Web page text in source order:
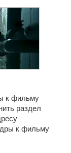
к фильму
раздел
к фильму